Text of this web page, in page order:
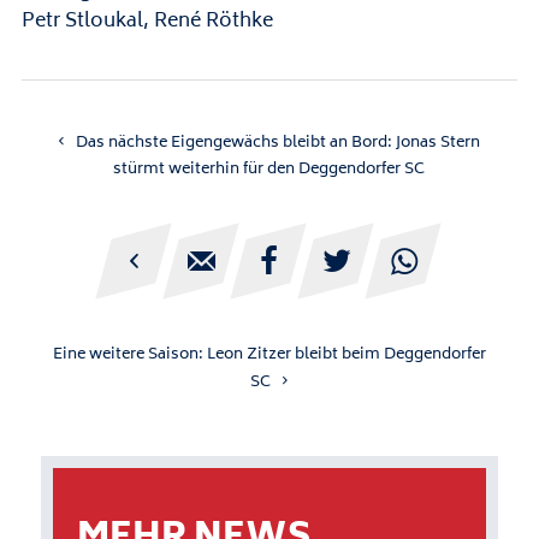
Petr Stloukal, René Röthke
Das nächste Eigengewächs bleibt an Bord: Jonas Stern
stürmt weiterhin für den Deggendorfer SC
    
Eine weitere Saison: Leon Zitzer bleibt beim Deggendorfer
SC